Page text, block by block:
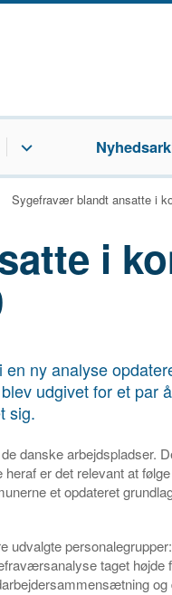
Sygefravær blandt ansatte i
i
ny analyse
udgivet for et par
sig.
danske arbejdspladser.
er det relevant at
et opdateret
taget
og